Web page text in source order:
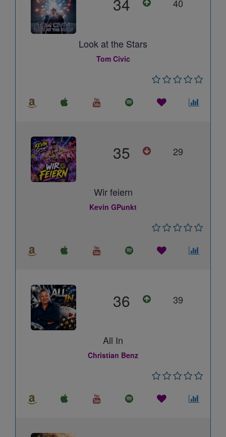
40
Look at the Stars
Tom Civic
35 29
Wir feiern
Kevin GPunkt
36 39
All In
Christian Benz